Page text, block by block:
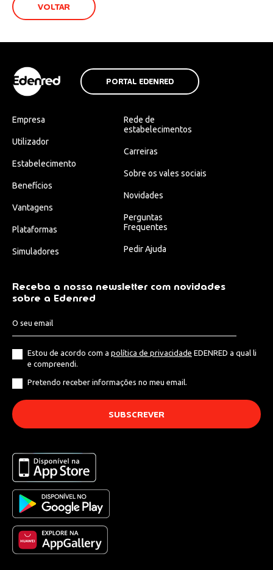
VOLTAR
PORTAL EDENRED
Empresa
Utilizador
Estabelecimento
Benefícios
Vantagens
Plataformas
Simuladores
Rede de
estabelecimentos
Carreiras
Sobre os vales sociais
Novidades
Perguntas
Frequentes
Pedir Ajuda
Receba a nossa newsletter com novidades
sobre a Edenred
Estou de acordo com a política de privacidade EDENRED a qual li
e compreendi.
Pretendo receber informações no meu email.